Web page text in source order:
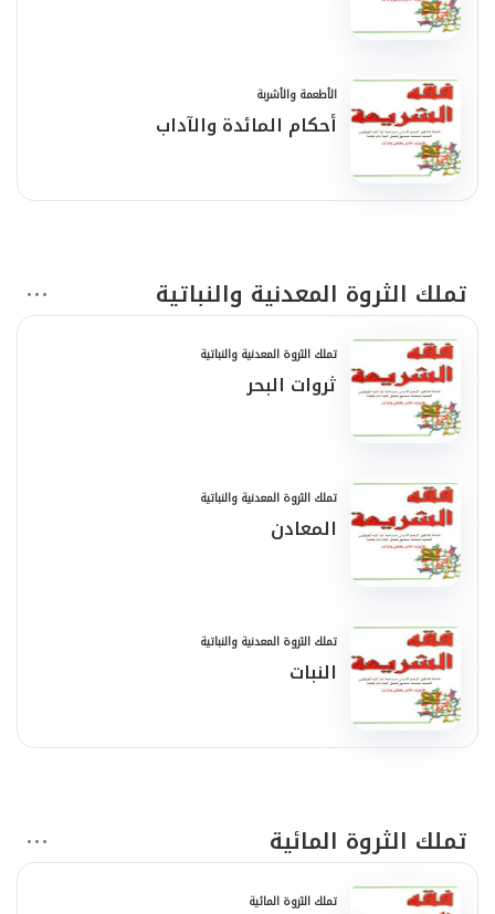
الأطعمة والأشربة
أحكام المائدة والآداب
تملك الثروة المعدنية والنباتية
تملك الثروة المعدنية والنباتية
ثروات البحر
تملك الثروة المعدنية والنباتية
المعادن
تملك الثروة المعدنية والنباتية
النبات
تملك الثروة المائية
تملك الثروة المائية